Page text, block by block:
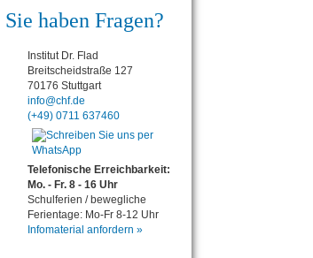
Sie haben Fragen?
Institut Dr. Flad
Breitscheidstraße 127
70176 Stuttgart
info@chf.de
(+49) 0711 637460
Telefonische Erreichbarkeit:
Mo. - Fr. 8 - 16 Uhr
Schulferien / bewegliche
Ferientage: Mo-Fr 8-12 Uhr
Infomaterial anfordern »